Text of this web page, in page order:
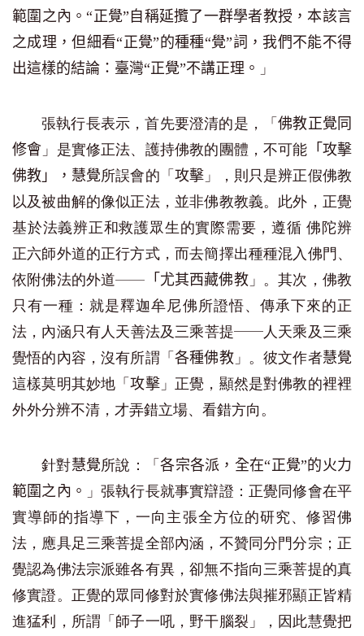
範圍之內。“正覺”自稱延攬了一群學者教授，本該言
之成理，但細看“正覺”的種種“覺”詞，我們不能不得
出這樣的結論：臺灣“正覺”不講正理。 」
張執行長表示，首先要澄清的是，「佛教正覺同
修會 」是實修正法、護持佛教的團體，不可能 「攻擊
佛教」，慧覺所誤會的「攻擊 」，則只是辨正假佛教
以及被曲解的像似正法，並非佛教教義。此外，正覺
基於法義辨正和救護眾生的實際需要，遵循 佛陀辨
正六師外道的正行方式，而去簡擇出種種混入佛門、
依附佛法的外道—— 「尤其西藏佛教」。其次，佛教
只有一種：就是釋迦牟尼佛所證悟、傳承下來的正
法，內涵只有人天善法及三乘菩提──人天乘及三乘
覺悟的內容，沒有所謂「各種佛教」。彼文作者慧覺
這樣莫明其妙地「攻擊」正覺，顯然是對佛教的裡裡
外外分辨不清，才弄錯立場、看錯方向。
針對慧覺所說：「各宗各派，全在“正覺”的火力
範圍之內。 」張執行長就事實辯證：正覺同修會在平
實導師的指導下，一向主張全方位的研究、修習佛
法，應具足三乘菩提全部內涵，不贊同分門分宗；正
覺認為佛法宗派雖各有異，卻無不指向三乘菩提的真
修實證。正覺的眾同修對於實修佛法與摧邪顯正皆精
進猛利，所謂「師子一吼，野干腦裂」，因此慧覺把